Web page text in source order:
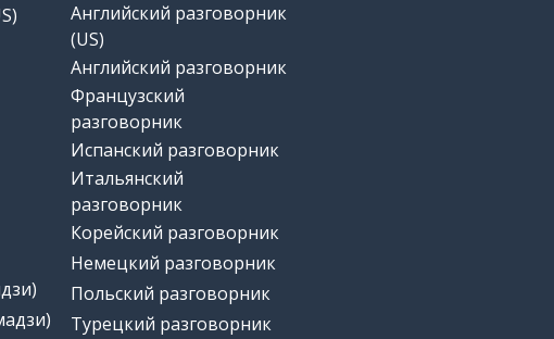
Английский разговорник
(US)
Английский разговорник
Французский
разговорник
Испанский разговорник
Итальянский
разговорник
Корейский разговорник
Немецкий разговорник
Польский разговорник
Турецкий разговорник